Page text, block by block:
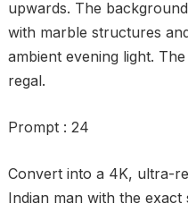
upwards. The
with marble structures
ambient evening light.
regal.
Prompt : 24
Convert into a 4K, ultra-
Indian man with the exact